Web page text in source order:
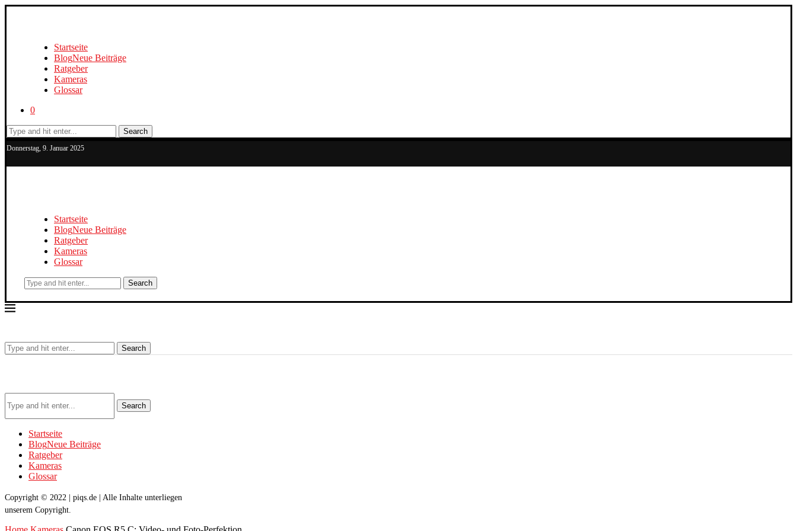
Startseite
BlogNeue Beiträge
Ratgeber
Kameras
Glossar
0
Search
Donnerstag, 9. Januar 2025
Startseite
BlogNeue Beiträge
Ratgeber
Kameras
Glossar
Search
Search
Search
Startseite
BlogNeue Beiträge
Ratgeber
Kameras
Glossar
Copyright © 2022 | piqs.de | Alle Inhalte unterliegen
unserem Copyright.